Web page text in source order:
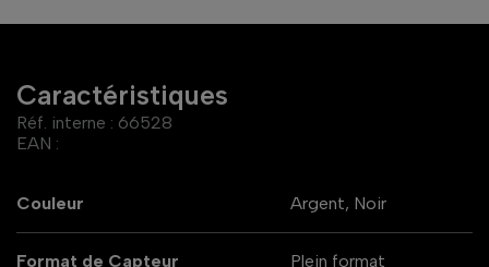
Caractéristiques
Réf. interne : 66528
EAN :
Couleur Argent, Noir
Format de Capteur Plein format